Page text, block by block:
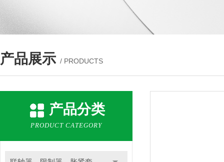
产品展示 / PRODUCTS
产品分类
PRODUCT CATEGORY